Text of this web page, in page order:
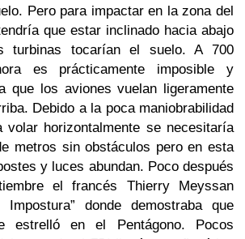
Pero para impactar en la zona del
que estar inclinado hacia abajo
turbinas tocarían el suelo. A 700
es prácticamente imposible y
que los aviones vuelan ligeramente
Debido a la poca maniobrabilidad
volar horizontalmente se necesitaría
metros sin obstáculos pero en esta
y luces abundan. Poco después
el francés Thierry Meyssan
donde demostraba que
estrelló en el Pentágono. Pocos